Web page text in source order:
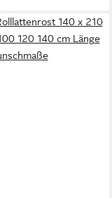
140 x 210
120 140 cm Länge